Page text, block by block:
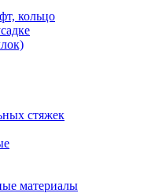
кольцо
стяжек
материалы